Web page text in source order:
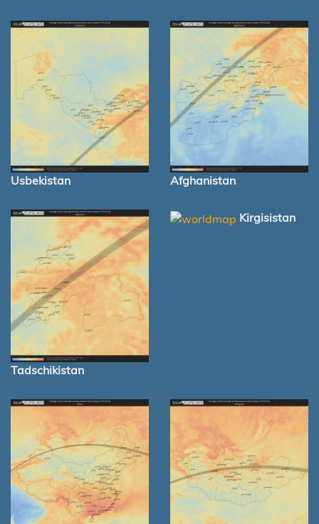
Usbekistan Afghanistan
Tadschikistan
Kirgisistan